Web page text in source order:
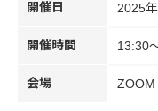
開催日 2025
開催時間 13:30
会場 ZOOM